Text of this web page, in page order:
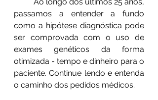
passamos a entender a fundo
como a hipótese diagnóstica pode
ser comprovada com o uso de
exames genéticos da forma
otimizada - tempo e dinheiro para o
paciente. Continue lendo e entenda
o caminho dos pedidos médicos.